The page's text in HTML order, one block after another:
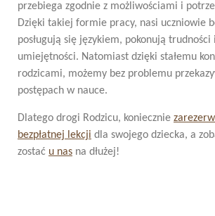
przebiega zgodnie z możliwościami i
Dzięki takiej formie pracy, nasi uczniowie
posługują się językiem, pokonują trudności
umiejętności. Natomiast dzięki stałemu
rodzicami, możemy bez problemu
postępach w nauce.
Dlatego drogi Rodzicu, koniecznie
bezpłatnej lekcji dla swojego dziecka, a
zostać u nas na dłużej!